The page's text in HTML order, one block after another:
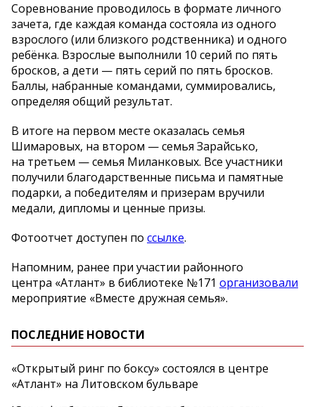
Соревнование проводилось в формате личного
зачета, где каждая команда состояла из одного
взрослого (или близкого родственника) и одного
ребёнка. Взрослые выполнили 10 серий по пять
бросков, а дети — пять серий по пять бросков.
Баллы, набранные командами, суммировались,
определяя общий результат.
В итоге на первом месте оказалась семья
Шимаровых, на втором — семья Зарайсько,
на третьем — семья Миланковых. Все участники
получили благодарственные письма и памятные
подарки, а победителям и призерам вручили
медали, дипломы и ценные призы.
Фотоотчет доступен по ссылке.
Напомним, ранее при участии районного
центра «Атлант» в библиотеке №171 организовали
мероприятие «Вместе дружная семья».
ПОСЛЕДНИЕ НОВОСТИ
«Открытый ринг по боксу» состоялся в центре
«Атлант» на Литовском бульваре